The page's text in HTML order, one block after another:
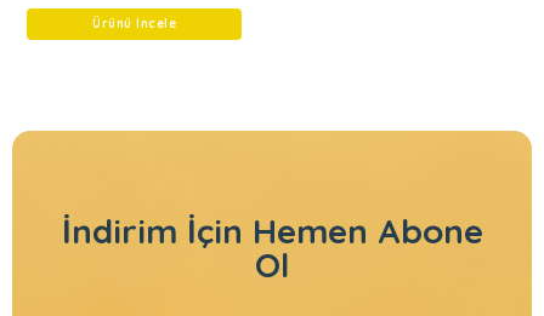
of
Ürünü İncele
İndirim İçin Hemen Abone
Ol